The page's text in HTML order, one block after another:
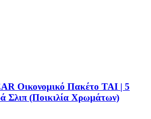
Οικονομικό Πακέτο TAI | 5
Σλιπ (Ποικιλία Χρωμάτων)